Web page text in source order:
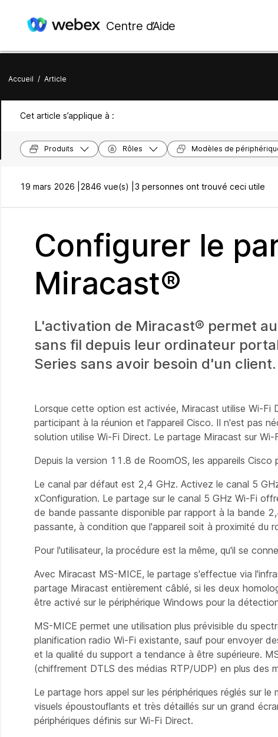
Centre d’Aide
Accueil / Article
Cet article s’applique à :
Produits Rôles Modèles de
19 mars 2026 | 2846 vue(s) | 3 personnes ont trouvé ceci utile
Configurer le
Miracast®
L'activation de Miracast® permet
sans fil depuis leur ordinateur
Series sans avoir besoin d'un client.
Lorsque cette option est activée, Miracast utilise Wi-Fi
participant à la réunion et l'appareil Cisco. Il n'est pas
solution utilise Wi-Fi Direct. Le partage Miracast sur
Depuis la version 11.8 de RoomOS, les appareils
Le canal par défaut est 2,4 GHz. Activez le canal 5
xConfiguration. Le partage sur le canal 5 GHz Wi-Fi
de bande passante disponible par rapport à la bande
passante, à condition que l'appareil soit à proximité du
Pour l'utilisateur, la procédure est la même, qu'il se
Avec Miracast MS-MICE, le partage s'effectue via
partage Miracast entièrement câblé, si les deux
être activé sur le périphérique Windows pour la
MS-MICE permet une utilisation plus prévisible du
planification radio Wi-Fi existante, sauf pour envoyer
et la qualité du support a tendance à être supérieure.
(chiffrement DTLS des médias RTP/UDP) en plus des
Le partage hors appel sur les périphériques réglés sur
visuels époustouflants et très détaillés sur un grand
périphériques définis sur Wi-Fi Direct.